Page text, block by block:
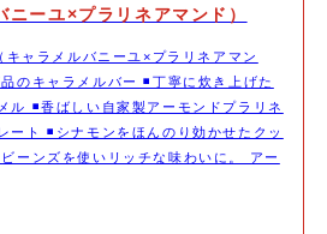
ーユ×プラリネアマンド）
キャラメルバニーユ×プラリネアマン
のキャラメルバー ◾️丁寧に炊き上げた
ル ◾️香ばしい自家製アーモンドプラリネ
ート ◾️シナモンをほんのり効かせたクッ
ーンズを使いリッチな味わいに。 アー
することで心地良い食感を残しておりま